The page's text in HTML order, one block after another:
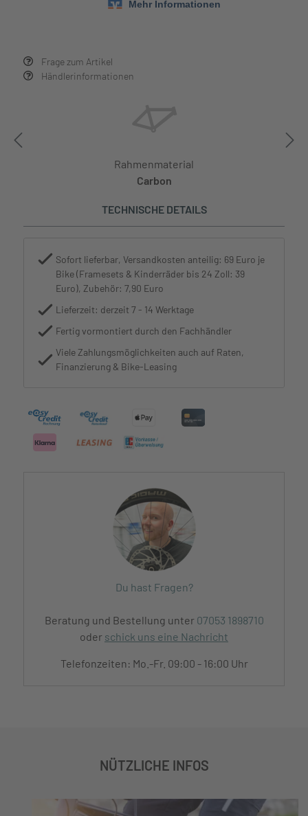
Frage zum Artikel
Händlerinformationen
Rahmenmaterial
Carbon
TECHNISCHE DETAILS
Sofort lieferbar, Versandkosten anteilig: 69 Euro je
Bike (Framesets & Kinderräder bis 24 Zoll: 39
Euro), Zubehör: 7,90 Euro
Lieferzeit: derzeit 7 - 14 Werktage
Fertig vormontiert durch den Fachhändler
Viele Zahlungsmöglichkeiten auch auf Raten,
Finanzierung & Bike-Leasing
Du hast Fragen?
Beratung und Bestellung unter 07053 1898710
oder schick uns eine Nachricht
Telefonzeiten: Mo.-Fr. 09:00 - 16:00 Uhr
NÜTZLICHE INFOS